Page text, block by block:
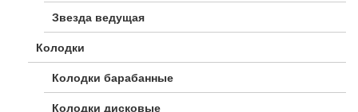
Звезда ведущая
Колодки
Колодки барабанные
Колодки дисковые